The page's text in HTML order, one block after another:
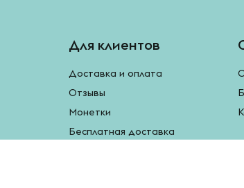
Для клиентов
Доставка и оплата
Отзывы
Монетки
Бесплатная доставка